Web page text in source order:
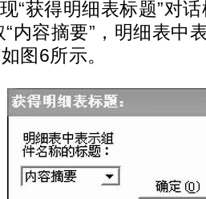
获得明细表标题”对话
内容摘要”，明细表中
图6所示。